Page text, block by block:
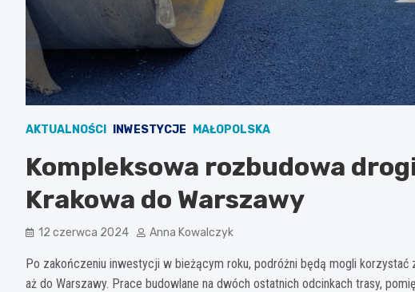
AKTUALNOŚCI INWESTYCJE MAŁOPOLSKA
Kompleksowa rozbudowa
Krakowa do Warszawy
12 czerwca 2024 Anna Kowalczyk
Po zakończeniu inwestycji w bieżącym roku, podróżni będą mogli
aż do Warszawy. Prace budowlane na dwóch ostatnich odcinkach trasy,